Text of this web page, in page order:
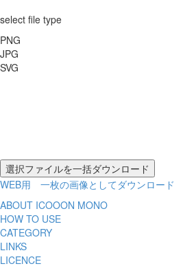
select file type
PNG
JPG
SVG
WEB用 一枚の画像としてダウンロード
ABOUT ICOOON MONO
HOW TO USE
CATEGORY
LINKS
LICENCE